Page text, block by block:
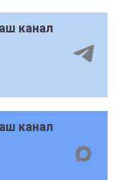
канал
канал